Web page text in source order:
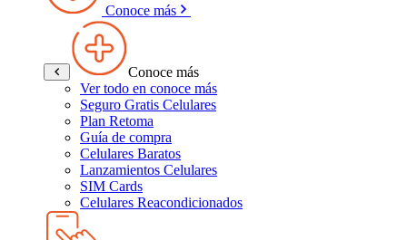
Conoce más
Conoce más
Ver todo en conoce más
Seguro Gratis Celulares
Plan Retoma
Guía de compra
Celulares Baratos
Lanzamientos Celulares
SIM Cards
Celulares Reacondicionados